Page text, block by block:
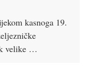
kasnoga 19.
velike …